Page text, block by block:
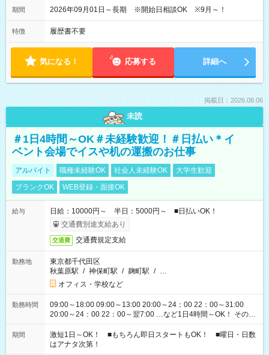
期間 2026年09月01日～長期 ※開始日相談OK ※9月～！
特徴 履歴書不要
気になる！ 応募する 詳細へ
掲載日：2026.08.06
未読
＃1日4時間～OK＃未経験歓迎！＃日払い＊イ
ベント会場でイスや机の運搬のお仕事
アルバイト 職種未経験OK 社会人未経験OK
大学生歓迎
ブランクOK
WEB登録・面接OK
給与
日給：10000円～ 半日：5000円～ ■日払いOK！
交通費別途支給あり
交通費 交通費規定支給
勤務地
東京都千代田区
秋葉原駅 / 神保町駅 / 麹町駅 / …
オフィス・学校など
勤務時間
09:00～18:00 09:00～13:00 20:00～24：00 22：00～31:00
20:00～24：00 22：00～翌7:00 …など1日4時間～OK！ その他
シフトもございます！ お気軽にご相談ください！
期間
激短1日～OK！ ■もちろん即日スタートもOK！ ■曜日・日数
はアナタ次第！